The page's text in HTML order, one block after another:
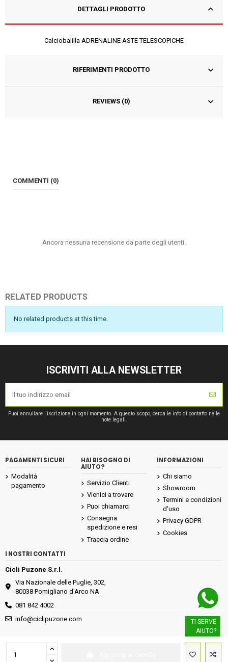
DETTAGLI PRODOTTO
Calciobalilla ADRENALINE ASTE TELESCOPICHE
RIFERIMENTI PRODOTTO
REVIEWS (0)
COMMENTI (0)
Ancora nessuna recensione da parte degli utenti.
RELATED PRODUCTS
No related products at this time.
ISCRIVITI ALLA NEWSLETTER
Puoi annullare l'iscrizione in ogni momento. A questo scopo, cerca le info di contatto nelle
note legali.
PAGAMENTI SICURI
Modalità
pagamento
HAI BISOGNO DI
AIUTO?
Servizio Clienti
Vienici a trovare
Puoi chiamarci
Consegna
spedizione e resi
Traccia ordine
INFORMAZIONI
Chi siamo
Showroom
Termini e condizioni
d'uso
Privacy GDPR
Cookies
I NOSTRI CONTATTI
Cicli Puzone S.r.l.
Via Nazionale delle Puglie, 302,
80038 Pomigliano d'Arco NA
081 842 4002
info@ciclipuzone.com
TI SERVE
AIUTO?
Cicli Puzone S.r.l P.Iva IT 02592801217 tutti i diritti sono riservati